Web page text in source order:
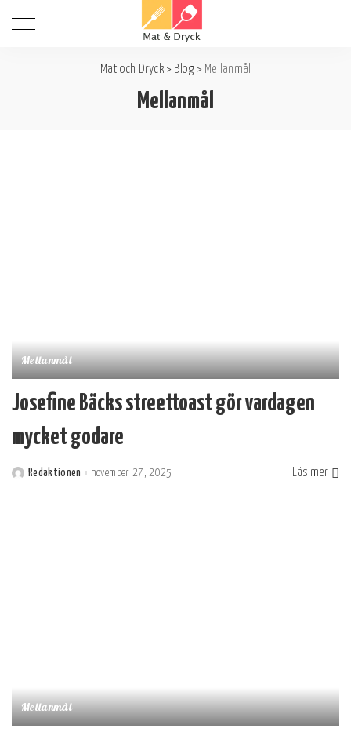
Mat och Dryck> Blog > Mellanmål
Mellanmål
Mellanmål
Josefine Bäcks streettoast gör vardagen
mycket godare
PostatRedaktionen november 27, 2025 Läs mer
Mellanmål